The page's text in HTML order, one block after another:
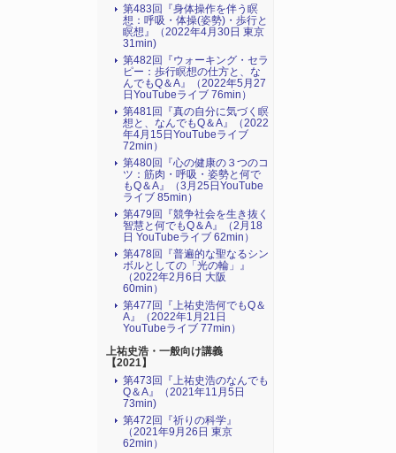
第483回『身体操作を伴う瞑
想：呼吸・体操(姿勢)・歩行と
瞑想』（2022年4月30日 東京
31min)
第482回『ウォーキング・セラ
ピー：歩行瞑想の仕方と、な
んでもQ＆A』（2022年5月27
日YouTubeライブ 76min）
第481回『真の自分に気づく瞑
想と、なんでもQ＆A』（2022
年4月15日YouTubeライブ
72min）
第480回『心の健康の３つのコ
ツ：筋肉・呼吸・姿勢と何で
もQ＆A』（3月25日YouTube
ライブ 85min）
第479回『競争社会を生き抜く
智慧と何でもQ＆A』（2月18
日 YouTubeライブ 62min）
第478回『普遍的な聖なるシン
ボルとしての「光の輪」』
（2022年2月6日 大阪
60min）
第477回『上祐史浩何でもQ＆
A』（2022年1月21日
YouTubeライブ 77min）
上祐史浩・一般向け講義
【2021】
第473回『上祐史浩のなんでも
Q＆A』（2021年11月5日
73min)
第472回『祈りの科学』
（2021年9月26日 東京
62min）